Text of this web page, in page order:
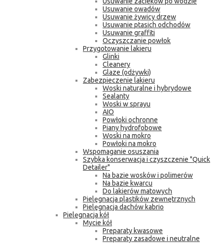
Usuwanie owadów
Usuwanie żywicy drzew
Usuwanie ptasich odchodów
Usuwanie graffiti
Oczyszczanie powłok
Przygotowanie lakieru
Glinki
Cleanery
Glaze (odżywki)
Zabezpieczenie lakieru
Woski naturalne i hybrydowe
Sealanty
Woski w sprayu
AIO
Powłoki ochronne
Piany hydrofobowe
Woski na mokro
Powłoki na mokro
Wspomaganie osuszania
Szybka konserwacja i czyszczenie "Quick
Detailer"
Na bazie wosków i polimerów
Na bazie kwarcu
Do lakierów matowych
Pielęgnacja plastików zewnętrznych
Pielęgnacja dachów kabrio
Pielęgnacja kół
Mycie kół
Preparaty kwasowe
Preparaty zasadowe i neutralne